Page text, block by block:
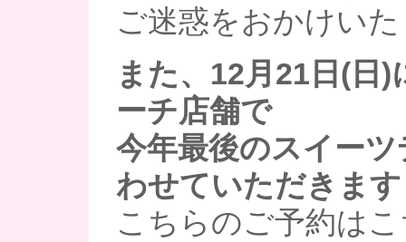
ご迷惑をおかけい
また、12月21日(日
ーチ店舗で
今年最後のスイー
わせていただきま
こちらのご予約は